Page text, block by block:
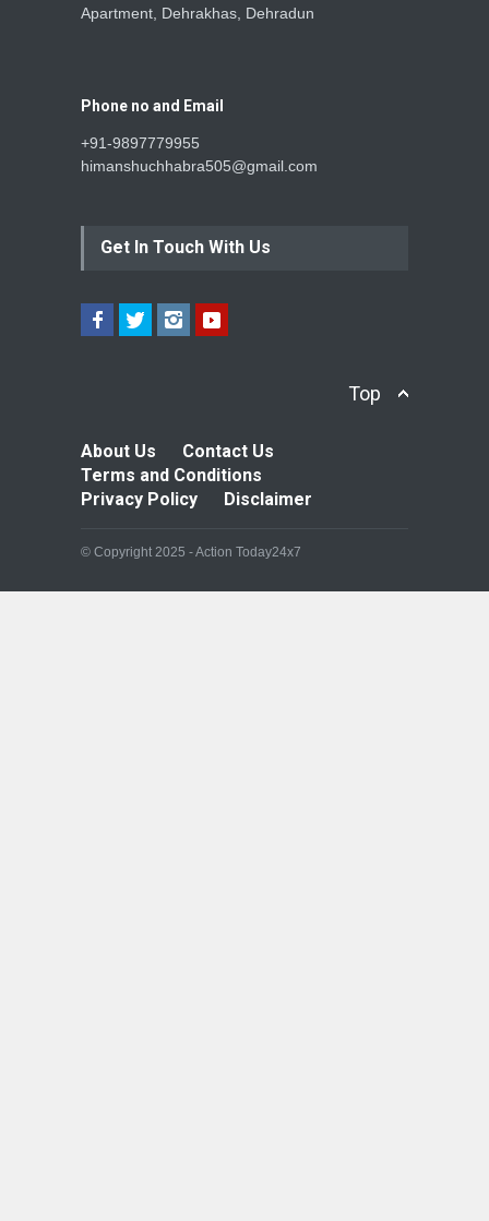
Apartment, Dehrakhas, Dehradun
Phone no and Email
+91-9897779955
himanshuchhabra505@gmail.com
Get In Touch With Us
Top
About Us
Contact Us
Terms and Conditions
Privacy Policy
Disclaimer
© Copyright 2025 - Action Today24x7